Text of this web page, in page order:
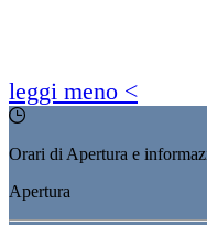
leggi meno <
Orari di Apertura e
Apertura